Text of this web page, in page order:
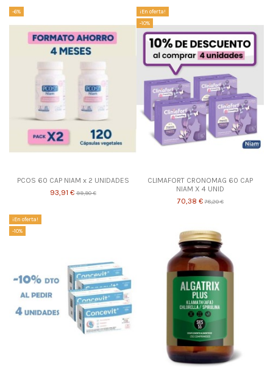
-6%
PCOS 60 CAP NIAM x 2 UNIDADES
93,91 €99,90 €
¡En oferta!
-10%
CLIMAFORT CRONOMAG 60 CAP
NIAM X 4 UNID
70,38 €78,20 €
¡En oferta!
-10%